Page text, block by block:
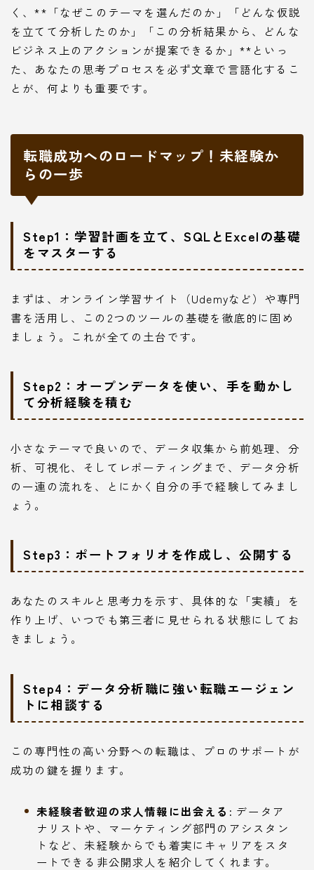
く、**「なぜこのテーマを選んだのか」「どんな仮説
を立てて分析したのか」「この分析結果から、どんな
ビジネス上のアクションが提案できるか」**といっ
た、あなたの思考プロセスを必ず文章で言語化するこ
とが、何よりも重要です。
転職成功へのロードマップ！未経験か
らの一歩
Step1：学習計画を立て、SQLとExcelの基礎
をマスターする
まずは、オンライン学習サイト（Udemyなど）や専門
書を活用し、この2つのツールの基礎を徹底的に固め
ましょう。これが全ての土台です。
Step2：オープンデータを使い、手を動かし
て分析経験を積む
小さなテーマで良いので、データ収集から前処理、分
析、可視化、そしてレポーティングまで、データ分析
の一連の流れを、とにかく自分の手で経験してみまし
ょう。
Step3：ポートフォリオを作成し、公開する
あなたのスキルと思考力を示す、具体的な「実績」を
作り上げ、いつでも第三者に見せられる状態にしてお
きましょう。
Step4：データ分析職に強い転職エージェン
トに相談する
この専門性の高い分野への転職は、プロのサポートが
成功の鍵を握ります。
未経験者歓迎の求人情報に出会える: データア
ナリストや、マーケティング部門のアシスタン
トなど、未経験からでも着実にキャリアをスタ
ートできる非公開求人を紹介してくれます。